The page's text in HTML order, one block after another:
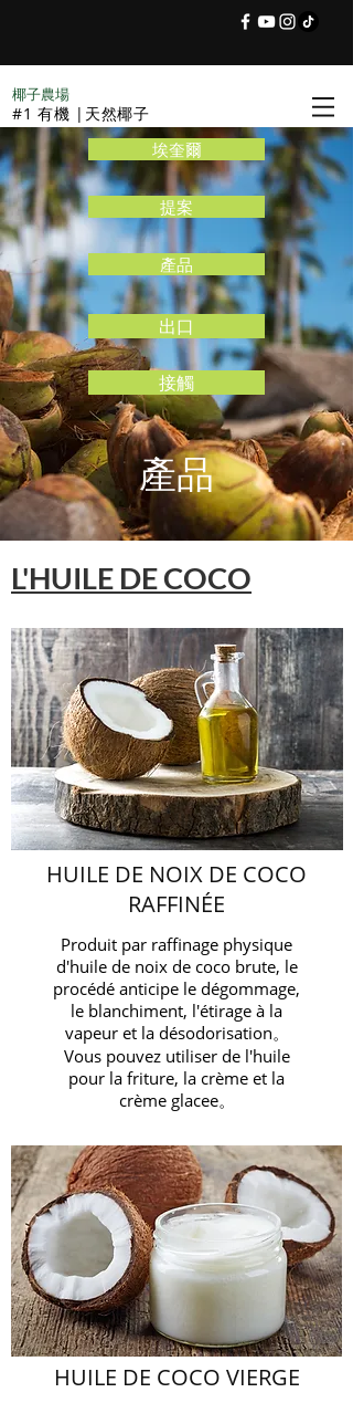
椰子農場
#1 有機 |天然椰子
埃奎爾
提案
產品
出口
接觸
產品
L'HUILE DE COCO
HUILE DE NOIX DE COCO
RAFFINÉE
Produit par raffinage physique
d'huile de noix de coco brute, le
procédé anticipe le dégommage,
le blanchiment, l'étirage à la
vapeur et la désodorisation。
Vous pouvez utiliser de l'huile
pour la friture, la crème et la
crème glacee。
HUILE DE COCO VIERGE